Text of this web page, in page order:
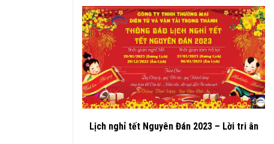
Lịch nghỉ tết Nguyên Đán 2023 – Lời tri ân